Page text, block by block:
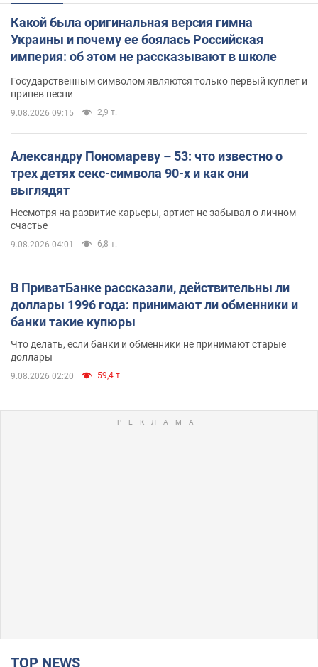
Какой была оригинальная версия гимна
Украины и почему ее боялась Российская
империя: об этом не рассказывают в школе
Государственным символом являются только первый куплет и
припев песни
9.08.2026 09:15 2,9 т.
Александру Пономареву – 53: что известно о
трех детях секс-символа 90-х и как они
выглядят
Несмотря на развитие карьеры, артист не забывал о личном
счастье
9.08.2026 04:01 6,8 т.
В ПриватБанке рассказали, действительны ли
доллары 1996 года: принимают ли обменники и
банки такие купюры
Что делать, если банки и обменники не принимают старые
доллары
9.08.2026 02:20 59,4 т.
TOP NEWS